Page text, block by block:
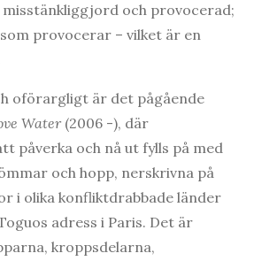
misstänkliggjord och provocerad;
provocerar – vilket är en
oförargligt är det pågående
Water (2006 -), där
påverka och nå ut fylls på med
och hopp, nerskrivna på
i olika konfliktdrabbade länder
adress i Paris. Det är
kroppsdelarna,